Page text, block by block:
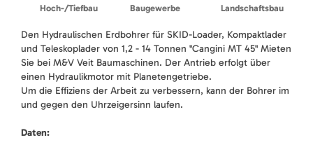
Hoch-/Tiefbau Baugewerbe Landschaftsbau
Den Hydraulischen Erdbohrer für SKID-Loader, Kompaktlader
und Teleskoplader von 1,2 - 14 Tonnen "Cangini MT 45" Mieten
Sie bei M&V Veit Baumaschinen. Der Antrieb erfolgt über
einen Hydraulikmotor mit Planetengetriebe.
Um die Effiziens der Arbeit zu verbessern, kann der Bohrer im
und gegen den Uhrzeigersinn laufen.
Daten: